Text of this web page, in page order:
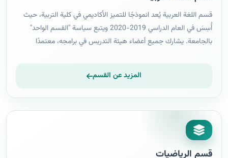
قسم اللغة العربية يُعد انموذجًا للتميز الأكاديمي في كلية التربية، حيث
أُسِسَ في العام الدراسي 2019-2020 ويتبع سياسة "القسم الواحد"
بالجامعة. يشارك جميع أعضاء هيئة التدريس في برامجه، معتمدًا
المزيد عن القسم
قسم الرياضيات